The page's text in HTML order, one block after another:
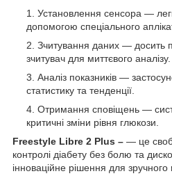
Установлення сенсора —
допомогою спеціального
Зчитування даних — досить
зчитувач для миттєвого аналізу.
Аналіз показників —
статистику та тенденції.
Отримання сповіщень —
критичні зміни рівня глюкози.
Freestyle Libre 2 Plus – — це
контролі діабету без болю та
інноваційне рішення для зручного